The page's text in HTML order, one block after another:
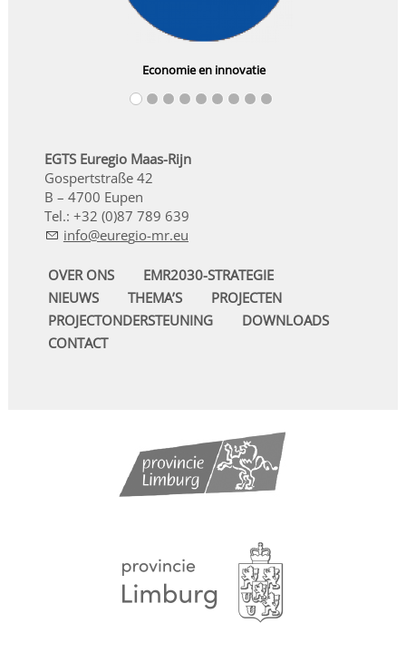
Economie en innovatie
EGTS Euregio Maas-Rijn
Gospertstraße 42
B – 4700 Eupen
Tel.: +32 (0)87 789 639
nf
r g -mr
OVER ONS
EMR2030-STRATEGIE
NIEUWS
THEMA’S
PROJECTEN
PROJECTONDERSTEUNING
DOWNLOADS
CONTACT